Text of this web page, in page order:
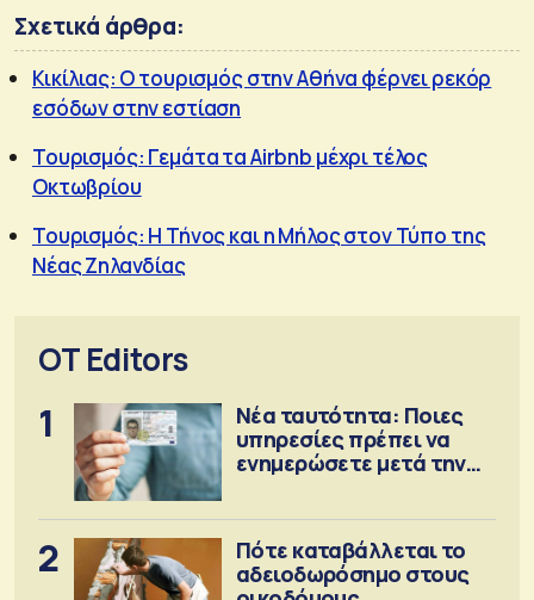
Σχετικά άρθρα:
Κικίλιας: Ο τουρισμός στην Αθήνα φέρνει ρεκόρ
εσόδων στην εστίαση
Τουρισμός: Γεμάτα τα Airbnb μέχρι τέλος
Οκτωβρίου
Τουρισμός: Η Τήνος και η Μήλος στον Τύπο της
Νέας Ζηλανδίας
OT Editors
1
Νέα ταυτότητα: Ποιες
υπηρεσίες πρέπει να
ενημερώσετε μετά την
2
Πότε καταβάλλεται το
αδειοδωρόσημο στους